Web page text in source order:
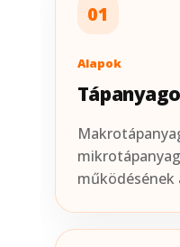
01
Alapok
működésének